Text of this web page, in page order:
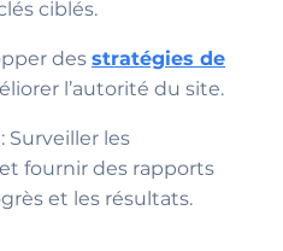
ciblés.
des stratégies de
l’autorité du site.
: Surveiller les
fournir des rapports
et les résultats.